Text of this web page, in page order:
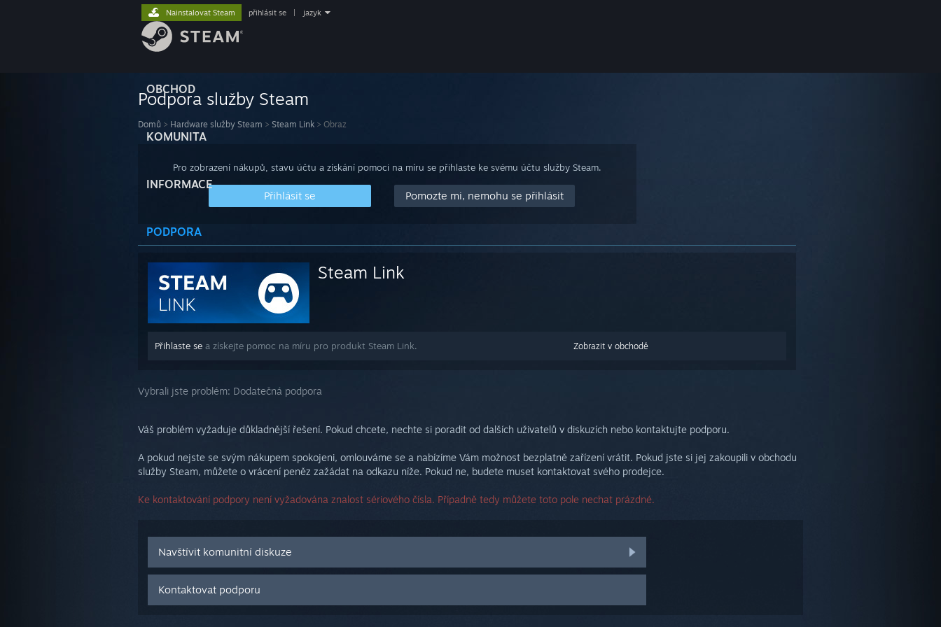
OBCHOD
KOMUNITA
INFORMACE
PODPORA
Nainstalovat Steam přihlásit se jazyk
Podpora služby Steam
Domů > Hardware služby Steam > Steam Link > Obraz
Pro zobrazení nákupů, stavu účtu a získání pomoci na míru se přihlaste ke svému účtu služby Steam.
Přihlásit se Pomozte mi, nemohu se přihlásit
Steam Link
Zobrazit v obchodě
Přihlaste se a získejte pomoc na míru pro produkt Steam Link.
Vybrali jste problém: Dodatečná podpora
Váš problém vyžaduje důkladnější řešení. Pokud chcete, nechte si poradit od dalších uživatelů v diskuzích nebo kontaktujte podporu.
A pokud nejste se svým nákupem spokojeni, omlouváme se a nabízíme Vám možnost bezplatně zařízení vrátit. Pokud jste si jej zakoupili v obchodu
služby Steam, můžete o vrácení peněz zažádat na odkazu níže. Pokud ne, budete muset kontaktovat svého prodejce.
Ke kontaktování podpory není vyžadována znalost sériového čísla. Případně tedy můžete toto pole nechat prázdné.
Navštívit komunitní diskuze
Kontaktovat podporu